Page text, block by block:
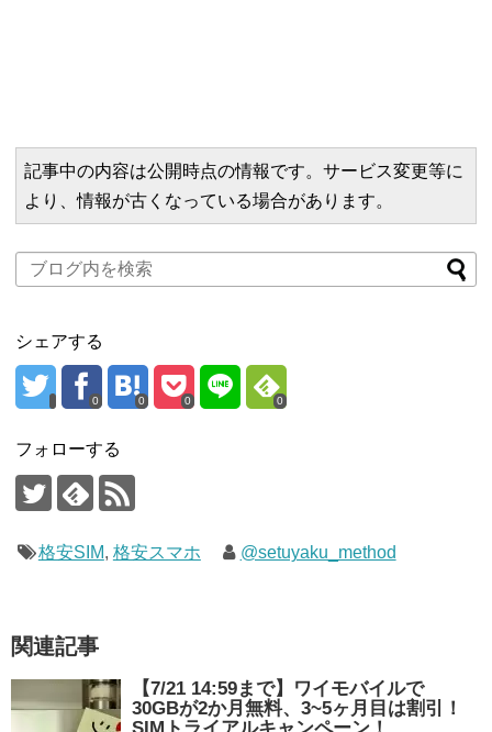
記事中の内容は公開時点の情報です。サービス変更等に
より、情報が古くなっている場合があります。
シェアする
0 0 0 0
フォローする
格安SIM, 格安スマホ @setuyaku_method
関連記事
【7/21 14:59まで】ワイモバイルで
30GBが2か月無料、3~5ヶ月目は割引！